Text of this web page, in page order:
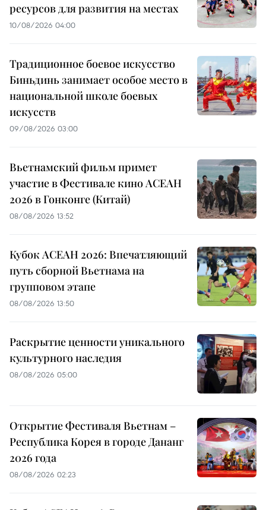
ресурсов для развития на местах
10/08/2026 04:00
Традиционное боевое искусство
Биньдинь занимает особое место в
национальной школе боевых
искусств
09/08/2026 03:00
Вьетнамский фильм примет
участие в Фестивале кино АСЕАН
2026 в Гонконге (Китай)
08/08/2026 13:52
Кубок АСЕАН 2026: Впечатляющий
путь сборной Вьетнама на
групповом этапе
08/08/2026 13:50
Раскрытие ценности уникального
культурного наследия
08/08/2026 05:00
Открытие Фестиваля Вьетнам –
Республика Корея в городе Дананг
2026 года
08/08/2026 02:23